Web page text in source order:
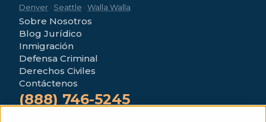
Denver · Seattle · Walla Walla
Sobre Nosotros
Blog Jurídico
Inmigración
Defensa Criminal
Derechos Civiles
Contáctenos
(888) 746-5245